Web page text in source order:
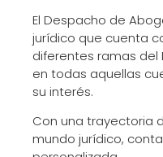
El Despacho de
jurídico que cuenta
diferentes ramas del
en todas aquellas
su interés.
Con una trayectoria
mundo jurídico,